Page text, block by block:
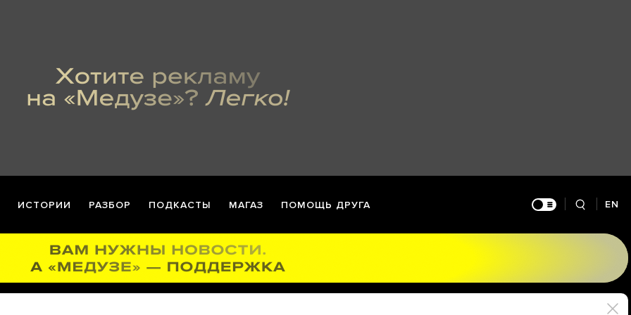
ИСТОРИИ РАЗБОР ПОДКАСТЫ МАГАЗ ПОМОЩЬ ДРУГА EN